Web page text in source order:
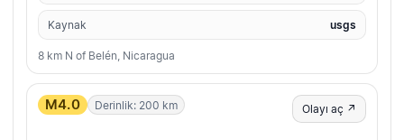
Kaynak usgs
8 km N of Belén, Nicaragua
M4.0 Derinlik: 200 km Olayı aç ↗